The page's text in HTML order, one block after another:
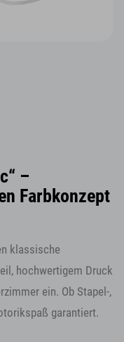
–
Farbkonzept
klassische
hochwertigem Druck
ein. Ob Stapel-,
garantiert.